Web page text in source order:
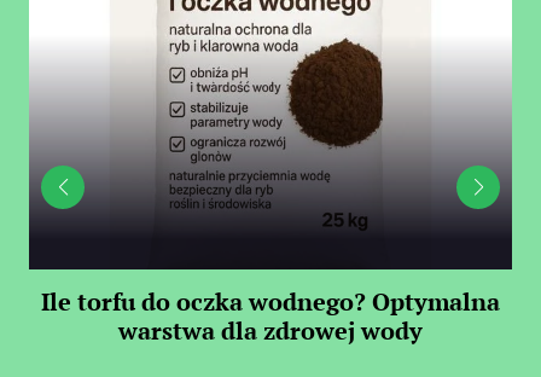
Ile torfu do oczka wodnego? Optymalna
warstwa dla zdrowej wody